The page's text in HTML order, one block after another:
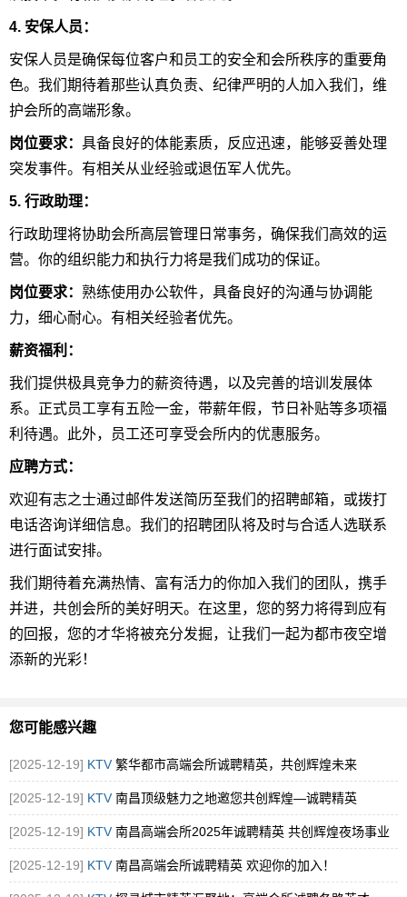
4. 安保人员：
安保人员是确保每位客户和员工的安全和会所秩序的重要角
色。我们期待着那些认真负责、纪律严明的人加入我们，维
护会所的高端形象。
岗位要求： 具备良好的体能素质，反应迅速，能够妥善处理
突发事件。有相关从业经验或退伍军人优先。
5. 行政助理：
行政助理将协助会所高层管理日常事务，确保我们高效的运
营。你的组织能力和执行力将是我们成功的保证。
岗位要求： 熟练使用办公软件，具备良好的沟通与协调能
力，细心耐心。有相关经验者优先。
薪资福利：
我们提供极具竞争力的薪资待遇，以及完善的培训发展体
系。正式员工享有五险一金，带薪年假，节日补贴等多项福
利待遇。此外，员工还可享受会所内的优惠服务。
应聘方式：
欢迎有志之士通过邮件发送简历至我们的招聘邮箱，或拨打
电话咨询详细信息。我们的招聘团队将及时与合适人选联系
进行面试安排。
我们期待着充满热情、富有活力的你加入我们的团队，携手
并进，共创会所的美好明天。在这里，您的努力将得到应有
的回报，您的才华将被充分发掘，让我们一起为都市夜空增
添新的光彩！
您可能感兴趣
[2025-12-19] KTV 繁华都市高端会所诚聘精英，共创辉煌未来
[2025-12-19] KTV 南昌顶级魅力之地邀您共创辉煌—诚聘精英
[2025-12-19] KTV 南昌高端会所2025年诚聘精英 共创辉煌夜场事业
[2025-12-19] KTV 南昌高端会所诚聘精英 欢迎你的加入！